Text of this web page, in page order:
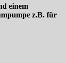
einem
z.B. für